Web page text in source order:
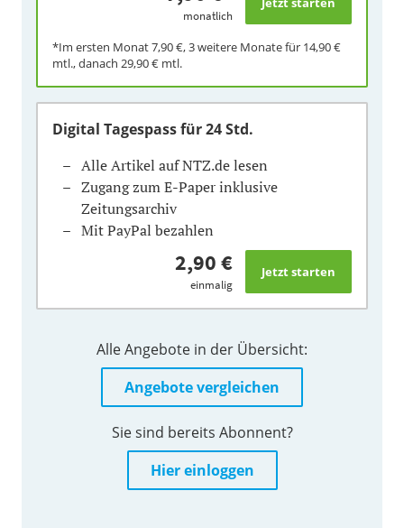
monatlich
*Im ersten Monat7,90 €, 3 weitere Monate für 14,90 €
mtl., danach 29,90 € mtl.
Digital Tagespassfür 24 Std.
Alle Artikel auf NTZ.de lesen
Zugang zum E-Paper inklusive
Zeitungsarchiv
Mit PayPal bezahlen
2,90 €
einmalig
Alle Angebote in der Übersicht:
Angebote vergleichen
Sie sind bereits Abonnent?
Hier einloggen